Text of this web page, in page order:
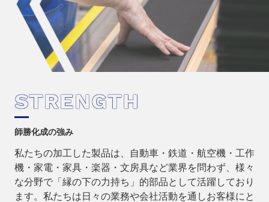
STRENGTH
師勝化成の強み
私たちの加工した製品は、自動車・鉄道・航空機・工作
機・家電・家具・楽器・文房具など業界を問わず、様々
な分野で「縁の下の力持ち」的部品として活躍しており
ます。私たちは日々の業務や会社活動を通しお客様にと